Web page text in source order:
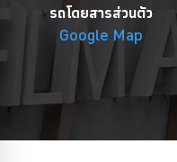
รถโดยสารส่วนตัว
Google Map